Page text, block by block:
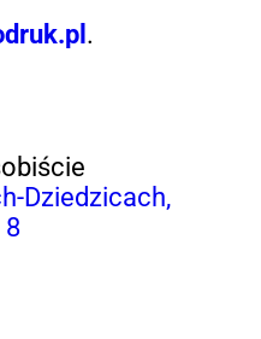
.
Dziedzicach,
8